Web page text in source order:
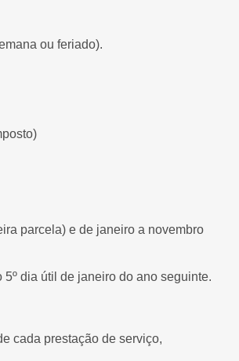
ou feriado).
parcela) e de janeiro a novembro
dia útil de janeiro do ano seguinte.
cada prestação de serviço,